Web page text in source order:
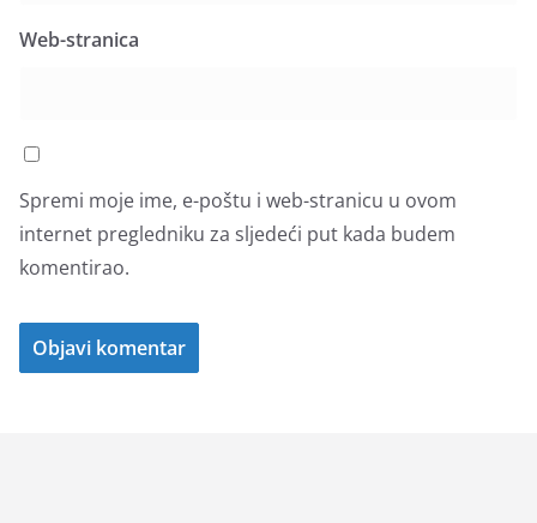
Web-stranica
Spremi moje ime, e-poštu i web-stranicu u ovom
internet pregledniku za sljedeći put kada budem
komentirao.